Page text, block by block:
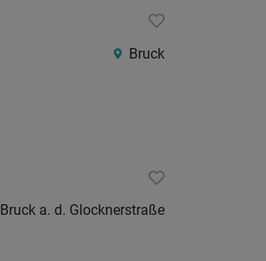
Bruck
Bruck a. d. Glocknerstraße